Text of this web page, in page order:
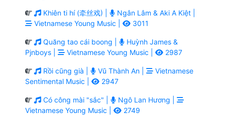
Khiên ti hí (牵丝戏) |
Ngân Lâm & Aki A Kiệt |
Vietnamese Young Music |
3011
Quăng tao cái boong |
Huỳnh James &
Pjnboys |
Vietnamese Young Music | 2987
Rồi cũng già | Vũ Thành An |
Vietnamese
Sentimental Music |
2947
Có công mài "sắc" |
Ngô Lan Hương |
Vietnamese Young Music |
2749